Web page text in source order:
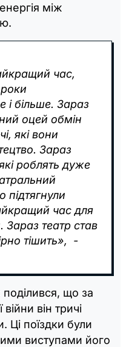
між
час,
і більше. Зараз
оцей обмін
які вони
Зараз
роблять дуже
підтягнули
час для
Зараз театр став
тішить», -
що за
він тричі
Ці поїздки були
виступами його